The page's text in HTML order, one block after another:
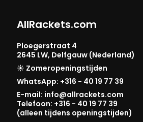
AllRackets.com
Ploegerstraat 4
2645 LW, Delfgauw (Nederland)
☀️ Zomeropeningstijden
WhatsApp: +316 - 40 19 77 39
E-mail: info@allrackets.com
Telefoon: +316 - 40 19 77 39
(alleen tijdens openingstijden)